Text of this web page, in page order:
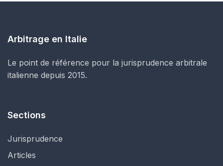
Arbitrage en Italie
Le point de référence pour la jurisprudence arbitrale
italienne depuis 2015.
Sections
Jurisprudence
Articles